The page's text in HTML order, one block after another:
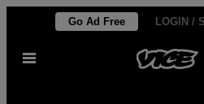
Μετάβαση
περιεχόμενο
Go Ad Free LOGIN /
Ανοίξτε